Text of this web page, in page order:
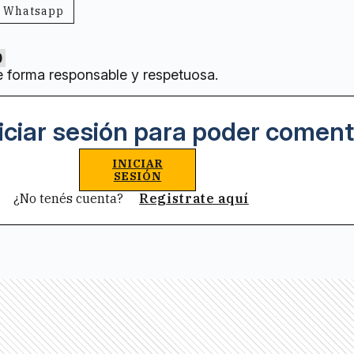
Whatsapp
responsable y respetuosa.
sesión para poder
INICIAR
SESIÓN
¿No tenés cuenta? Registrate aquí